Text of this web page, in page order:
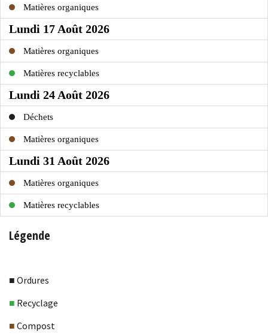
Légende
■ Ordures
■ Recyclage
■ Compost